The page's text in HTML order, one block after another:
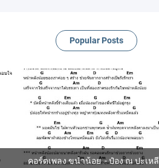
Popular Posts